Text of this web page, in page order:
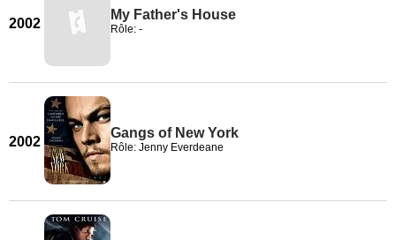
2002
My Father's House
Rôle: -
2002
Gangs of New York
Rôle: Jenny Everdeane